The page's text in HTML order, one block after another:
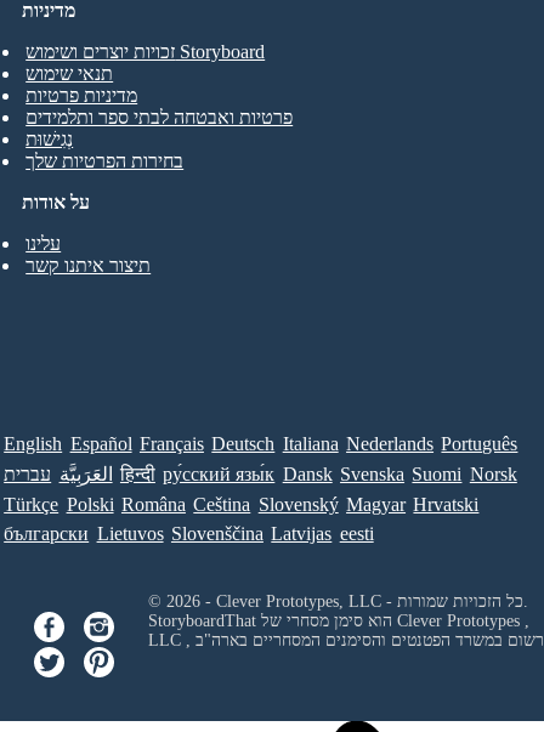
על אודות
עלינו
תיצור איתנו קשר
מדיניות
זכויות יוצרים ושימוש Storyboard
תנאי שימוש
מדיניות פרטיות
פרטיות ואבטחה לבתי ספר ותלמידים
נְגִישׁוּת
בחירות הפרטיות שלך
English Español Français Deutsch Italiana Nederlands Português
עברית العَرَبِيَّة हिन्दी ру́сский язы́к Dansk Svenska Suomi Norsk
Türkçe Polski Româna Ceština Slovenský Magyar Hrvatski
български Lietuvos Slovenščina Latvijas eesti
© 2026 - Clever Prototypes, LLC - כל הזכויות שמורות.
Clever Prototypes ,
LLC
ורשום במשרד הפטנטים והסימנים המסחריים בארה"ב